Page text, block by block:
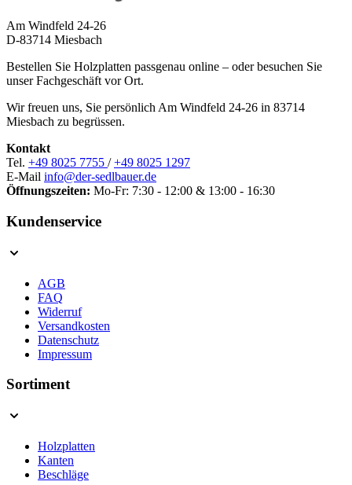
Am Windfeld 24-26
D-83714 Miesbach
Bestellen Sie Holzplatten passgenau online – oder besuchen Sie
unser Fachgeschäft vor Ort.
Wir freuen uns, Sie persönlich Am Windfeld 24-26 in 83714
Miesbach zu begrüssen.
Kontakt
Tel. +49 8025 7755 / +49 8025 1297
E-Mail info@der-sedlbauer.de
Öffnungszeiten: Mo-Fr: 7:30 - 12:00 & 13:00 - 16:30
Kundenservice
AGB
FAQ
Widerruf
Versandkosten
Datenschutz
Impressum
Sortiment
Holzplatten
Kanten
Beschläge